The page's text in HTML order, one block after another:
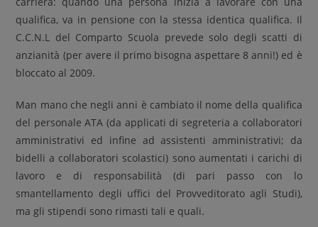
qualifica, va in pensione con la stessa identica qualifica. Il
C.C.N.L del Comparto Scuola prevede solo degli scatti di
anzianità (per avere il primo bisogna aspettare 8 anni!) ed è
bloccato al 2009.
Man mano che negli anni è cambiato il nome della qualifica
del personale ATA (da applicati di segreteria a collaboratori
amministrativi ed infine ad assistenti amministrativi; da
bidelli a collaboratori scolastici) sono aumentati i carichi di
lavoro e di responsabilità (di pari passo con lo
smantellamento degli uffici del Provveditorato agli Studi),
ma gli stipendi sono rimasti tali e quali.